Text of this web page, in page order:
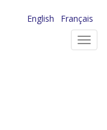
English
Français